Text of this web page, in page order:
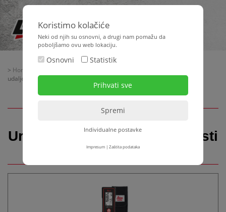
> Home
udaljenosti
Uređaji za mjerenje udaljenosti
Koristimo kolačiće
Neki od njih su osnovni, a drugi nam pomažu da
poboljšamo ovu web lokaciju.
Osnovni Statistik
Individualne postavke
Impresum| Zaštita podataka